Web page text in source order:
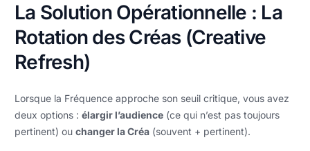
La Solution Opérationnelle : La
Rotation des Créas (Creative
Refresh)
Lorsque la Fréquence approche son seuil critique, vous avez
deux options :élargir l’audience (ce qui n’est pas toujours
pertinent) ouchanger la Créa (souvent + pertinent).